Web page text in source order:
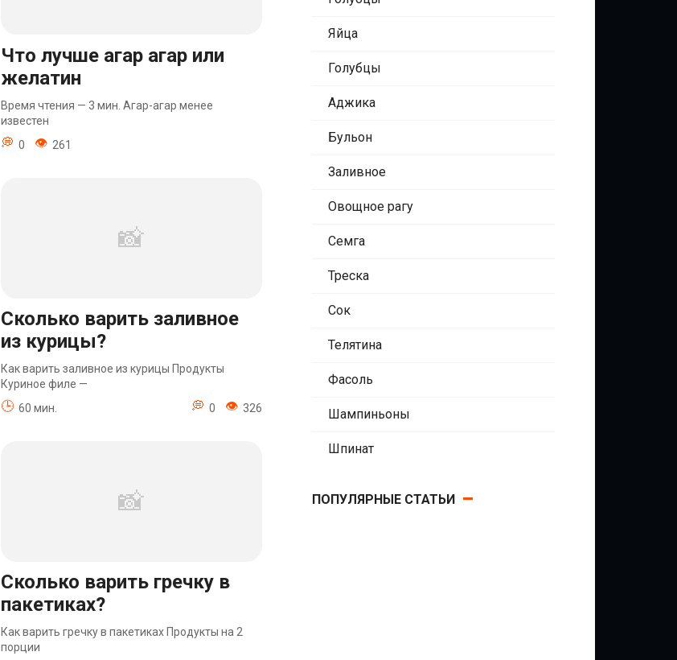
Что лучше агар агар или
желатин
Время чтения — 3 мин. Агар-агар менее
известен
0
261
Сколько варить заливное
из курицы?
Как варить заливное из курицы Продукты
Куриное филе —
60 мин.
0 326
Сколько варить гречку в
пакетиках?
Как варить гречку в пакетиках Продукты на 2
порции
Яйца
Голубцы
Аджика
Бульон
Заливное
Овощное рагу
Семга
Треска
Сок
Телятина
Фасоль
Шампиньоны
Шпинат
ПОПУЛЯРНЫЕ СТАТЬИ